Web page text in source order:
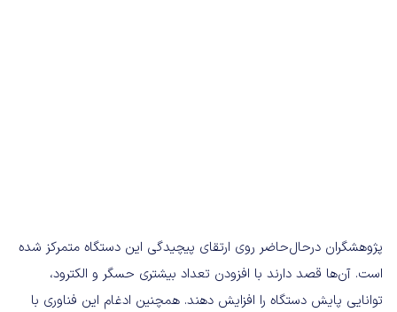
پژوهشگران درحال‌حاضر روی ارتقای پیچیدگی این دستگاه متمرکز شده
است. آن‌ها قصد دارند با افزودن تعداد بیشتری حسگر و الکترود،
توانایی پایش دستگاه را افزایش دهند. همچنین ادغام این فناوری با